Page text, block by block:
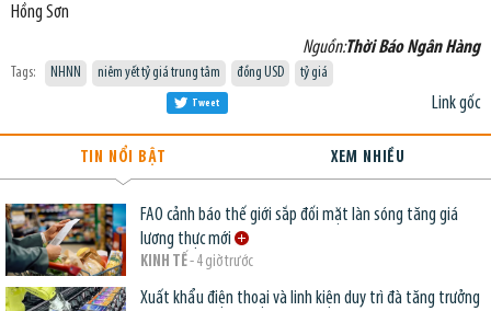
Hồng Sơn
Nguồn:Thời Báo Ngân Hàng
Tags: NHNN niêm yết tỷ giá trung tâm đồng USD tỷ giá
Link gốc
Tweet
TIN NỔI BẬT XEM NHIỀU
FAO cảnh báo thế giới sắp đối mặt làn sóng tăng giá
lương thực mới
KINH TẾ- 4 giờ trước
Xuất khẩu điện thoại và linh kiện duy trì đà tăng trưởng